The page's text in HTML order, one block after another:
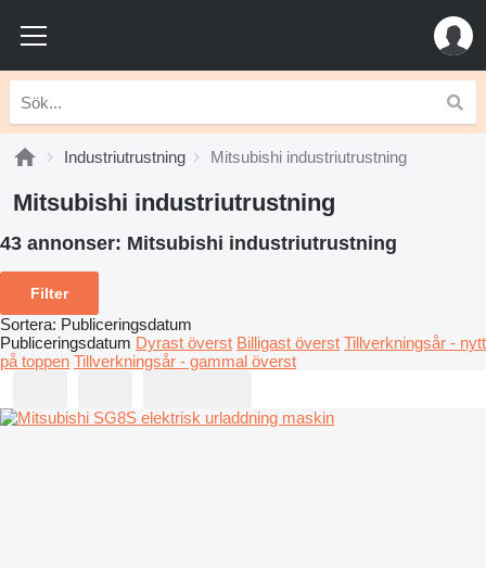
Industriutrustning Mitsubishi industriutrustning
Mitsubishi industriutrustning
43 annonser: Mitsubishi industriutrustning
Filter
Sortera: Publiceringsdatum
Publiceringsdatum Dyrast överst Billigast överst Tillverkningsår - nytt
på toppen Tillverkningsår - gammal överst